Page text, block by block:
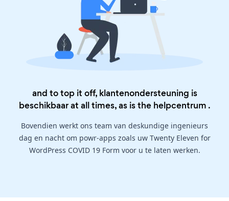
and to top it off, klantenondersteuning is
beschikbaar at all times, as is the helpcentrum .
Bovendien werkt ons team van deskundige ingenieurs
dag en nacht om powr-apps zoals uw Twenty Eleven for
WordPress COVID 19 Form voor u te laten werken.